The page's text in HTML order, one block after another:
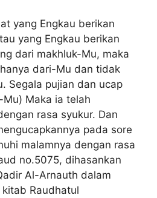
yang Engkau berikan
yang Engkau berikan
dari makhluk-Mu, maka
dari-Mu dan tidak
Segala pujian dan ucap
Maka ia telah
rasa syukur. Dan
pada sore
malamnya dengan rasa
no.5075, dihasankan
Al-Arnauth dalam
Raudhatul